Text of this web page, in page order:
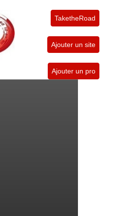
TaketheRoad
Ajouter un site
Ajouter un pro